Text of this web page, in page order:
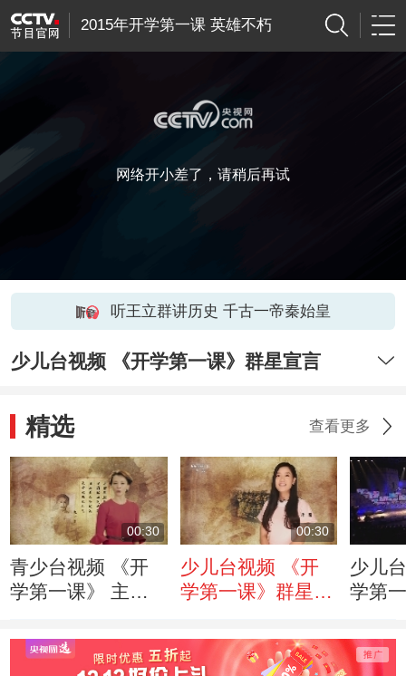
2015年开学第一课 英雄不朽
网络开小差了，请稍后再试
听王立群讲历史 千古一帝秦始皇
少儿台视频 《开学第一课》群星宣言
精选 查看更多
00:30
青少台视频 《开
学第一课》 主持
00:30
少儿台视频 《开
学第一课》群星宣
少儿
学第